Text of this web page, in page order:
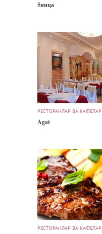
5ница
РЕСТОРАНЛАР ВА КАФЕЛАР
Agat
РЕСТОРАНЛАР ВА КАФЕЛАР